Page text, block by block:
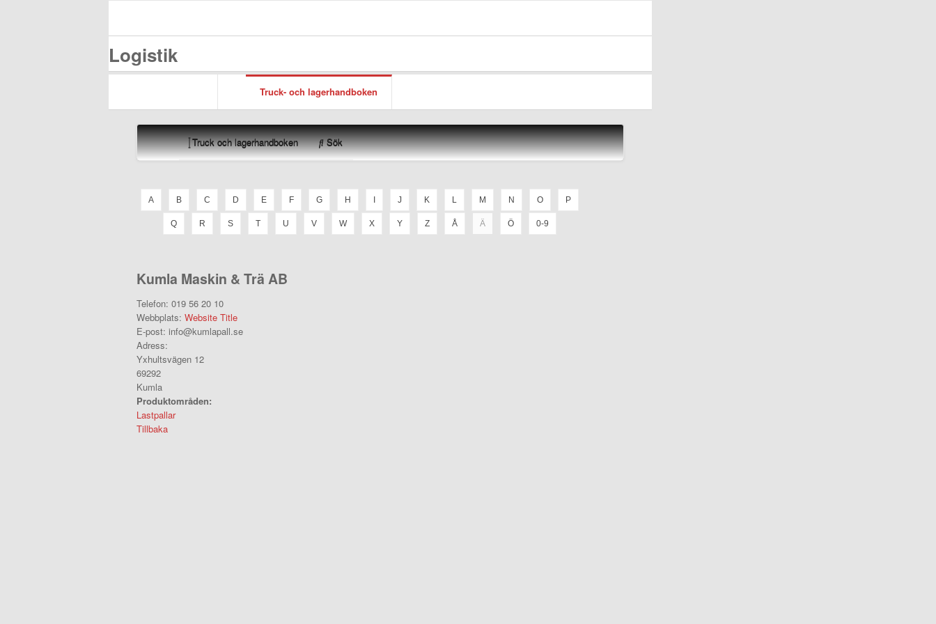
Logistik
Truck- och lagerhandboken
Truck och lagerhandboken Sök
A B C D E F G H I J K L M N O P
Q R S T U V W X Y Z Å Ä Ö 0-9
Kumla Maskin & Trä AB
Telefon: 019 56 20 10
Webbplats: Website Title
E-post: info@kumlapall.se
Adress:
Yxhultsvägen 12
69292
Kumla
Produktområden:
Lastpallar
Tillbaka